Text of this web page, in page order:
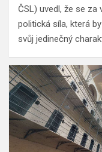
ČSL) uvedl, že se
politická síla, která
svůj jedinečný